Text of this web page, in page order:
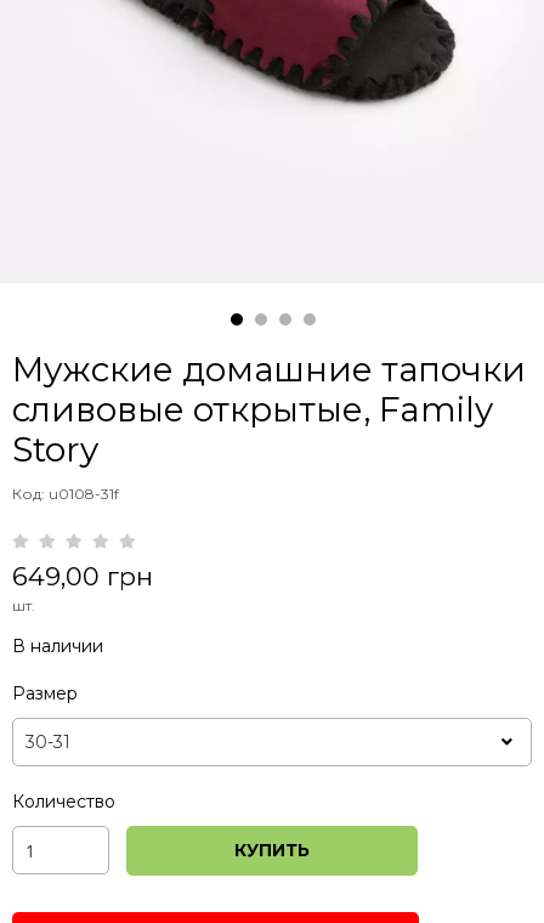
Мужские домашние тапочки
сливовые открытые, Family
Story
Код: u0108-31f
649,00 грн
шт.
В наличии
Размер
Количество
КУПИТЬ